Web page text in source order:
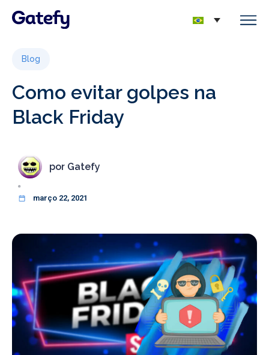
Blog
Como evitar golpes na
Black Friday
por Gatefy
março 22, 2021